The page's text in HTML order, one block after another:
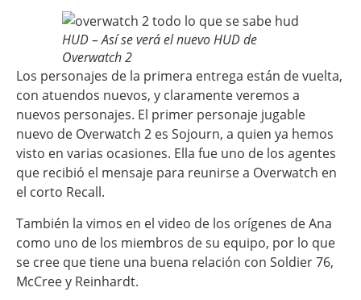
HUD – Así se verá el nuevo HUD de
Overwatch 2
Los personajes de la primera entrega están de vuelta,
con atuendos nuevos, y claramente veremos a
nuevos personajes. El primer personaje jugable
nuevo de Overwatch 2 es Sojourn, a quien ya hemos
visto en varias ocasiones. Ella fue uno de los agentes
que recibió el mensaje para reunirse a Overwatch en
el corto Recall.
También la vimos en el video de los orígenes de Ana
como uno de los miembros de su equipo, por lo que
se cree que tiene una buena relación con Soldier 76,
McCree y Reinhardt.